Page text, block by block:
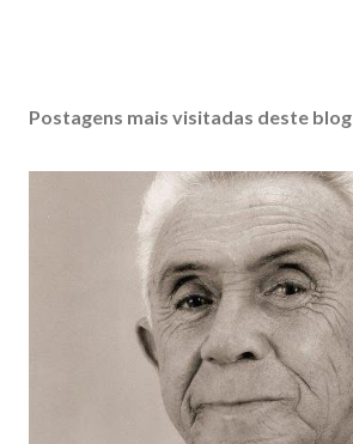
Postagens mais visitadas deste blog